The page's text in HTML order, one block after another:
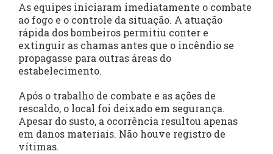
As equipes iniciaram imediatamente o combate
ao fogo e o controle da situação. A atuação
rápida dos bombeiros permitiu conter e
extinguir as chamas antes que o incêndio se
propagasse para outras áreas do
estabelecimento.
Após o trabalho de combate e as ações de
rescaldo, o local foi deixado em segurança.
Apesar do susto, a ocorrência resultou apenas
em danos materiais. Não houve registro de
vítimas.